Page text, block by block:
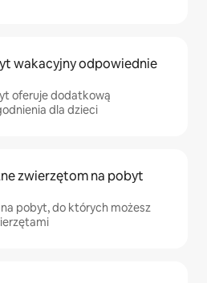
wakacyjny odpowiednie
oferuje dodatkową
dla dzieci
zwierzętom na pobyt
pobyt, do których możesz